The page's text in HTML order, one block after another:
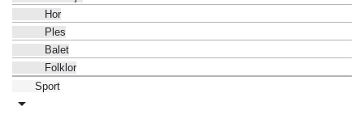
Hor
Ples
Balet
Folklor
Sport